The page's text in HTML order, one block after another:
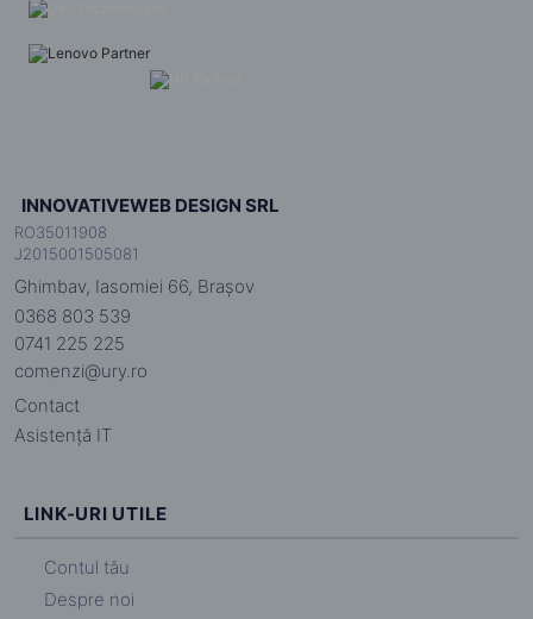
INNOVATIVEWEB DESIGN SRL
RO35011908
J2015001505081
Ghimbav, Iasomiei 66, Brașov
0368 803 539
0741 225 225
comenzi@ury.ro
Contact
Asistență IT
LINK-URI UTILE
Contul tău
Despre noi